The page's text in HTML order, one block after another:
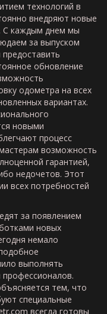
технологий в
внедряют новые
С каждым днем мы
за выпуском
обновление
одометра на всех
вариантах.
новыми
процесс
возможность
гарантией,
недочетов. Этот
всех потребностей
за появлением
новых
немало
выполнять
профессионалов.
тем, что
специальные
всегда готовы